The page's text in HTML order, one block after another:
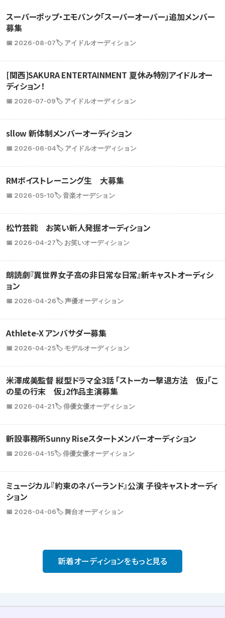
スーパーポップ・エモパンク「スーパーオーバー」追加メンバー
募集
📅 2026-08-07🏷️ アイドルオーディション
[関西]SAKURA ENTERTAINMENT 夏休み特別アイドルオー
ディション！
📅 2026-07-09🏷️ アイドルオーディション
sllow 新体制メンバーオーディション
📅 2026-06-04🏷️ アイドルオーディション
RMボイストレーニング生 大募集
📅 2026-05-10🏷️ 音楽オーデション
松竹芸能 お笑い新人発掘オーディション
📅 2026-04-27🏷️ お笑いオーディション
朗読劇『異世界女子高の非日常な日常』新キャストオーディシ
ョン
📅 2026-04-26🏷️ 声優オーディション
Athlete-X アンバサダー募集
📅 2026-04-25🏷️ モデルオーディション
米澤成美監督 縦型ドラマ全3話 「ストーカー撃退方法 仮」「こ
の星の行末 仮」2作品主演募集
📅 2026-04-21🏷️ 俳優女優オーディション
新設事務所Sunny Riseスタートメンバーオーディション
📅 2026-04-15🏷️ 俳優女優オーディション
ミュージカル『約束のネバーランド』公演 子役キャストオーディ
ション
📅 2026-04-06🏷️ 舞台オーディション
新着オーディションをもっと見る